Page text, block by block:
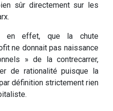
sûr directement sur les
en effet, que la chute
ne donnait pas naissance
» de la contrecarrer,
de rationalité puisque la
définition strictement rien